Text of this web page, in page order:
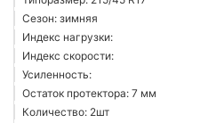
Сезон: зимняя
Индекс нагрузки:
Индекс скорости:
Усиленность:
Остаток протектора: 7 мм
Количество: 2шт